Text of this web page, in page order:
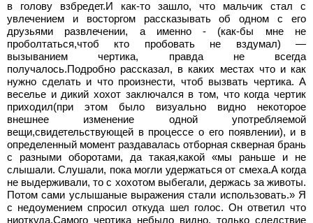
в голову взбредет.И как-то зашло, что мальчик стал с
увлечением и восторгом рассказывать об одном с его
друзьями развлечении, а именно - (как-бы мне не
проболтаться,чтоб кто пробовать не вздумал) —
вызыванием чертика, правда не всегда
получалось.Подробно рассказал, в каких местах что и как
нужно сделать и что произнести, чтоб вызвать чертика. А
веселье и дикий хохот заключался в том, что когда чертик
приходил(при этом было визуально видно некоторое
внешнее изменение одной употребляемой
вещи,свидетельствующей в процессе о его появлении), и в
определенный момент раздавалась отборная скверная брань
с разными оборотами, да такая,какой «мы раньше и не
слышали. Слушали, пока могли удержаться от смеха.А когда
не выдерживали, то с хохотом выбегали, держась за животы.
Потом сами услышаные выражения стали использовать.» Я
с недоумением спросил откуда шел голос. Он ответил что
ниоткуда.Самого чертика небыло видно, только следствие